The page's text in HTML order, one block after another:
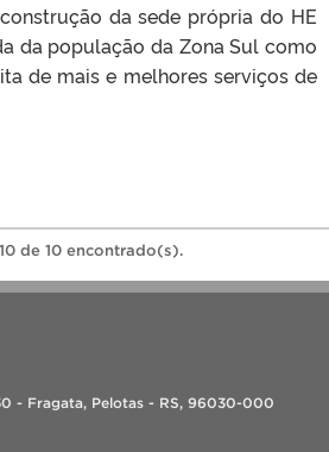
da sede própria do HE
da população da Zona Sul como
de mais e melhores serviços de
de 10 encontrado(s).
- Fragata, Pelotas - RS, 96030-000